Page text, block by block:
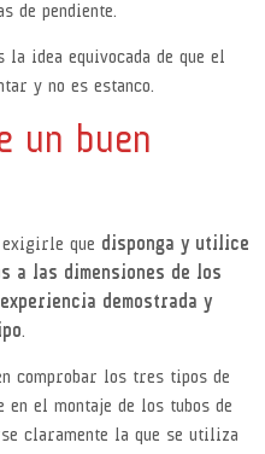
de pendiente.
la idea equivocada de que el
y no es estanco.
un buen
exigirle que disponga y utilice
a las dimensiones de los
demostrada y
.
comprobar los tres tipos de
el montaje de los tubos de
claramente la que se utiliza